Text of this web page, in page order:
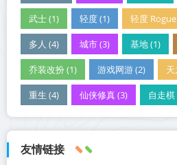
武士 (1) 轻度 (1) 轻度
多人 (4) 城市 (3) 基地 (1)
乔装改扮 (1) 游戏网游 (2)
重生 (4) 仙侠修真 (3) 自走棋
友情链接